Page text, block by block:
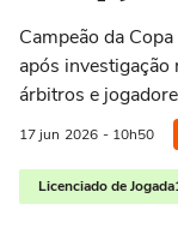
Campeão da
após investigação
árbitros e
17 jun 2026 - 10h50
Licenciado de